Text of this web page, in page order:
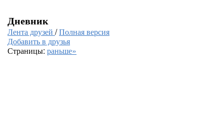
Дневник
Лента друзей /Полная версия
Добавить в друзья
Страницы: раньше»